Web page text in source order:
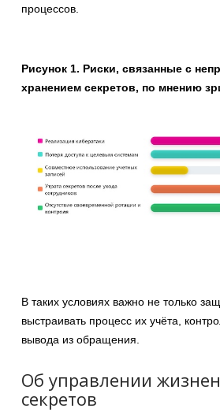
процессов.
Рисунок 1. Риски, связанные с
хранением секретов, по мнению
В таких условиях важно не только
выстраивать процесс их учёта,
вывода из обращения.
Об управлении
секретов